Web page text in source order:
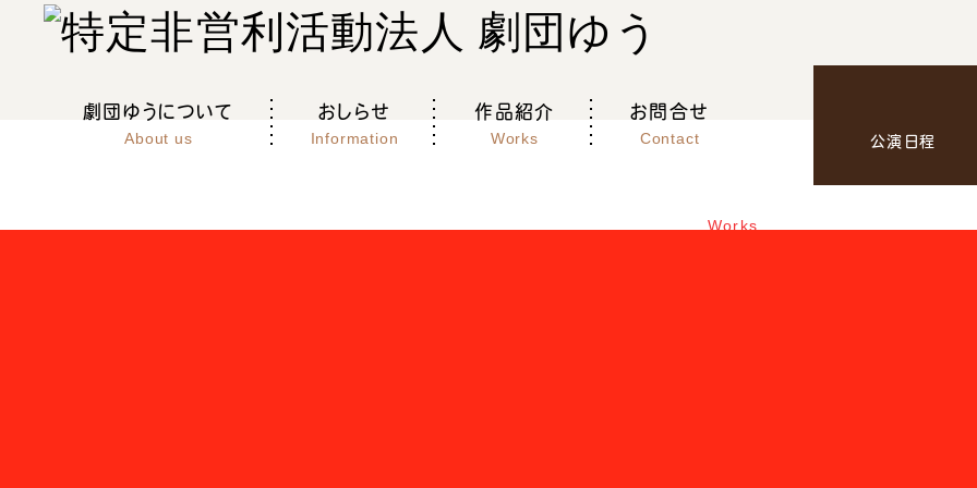
劇団ゆうについて
About us
おしらせ
Information
作品紹介
Works
お問合せ
Contact 公演日程
Works